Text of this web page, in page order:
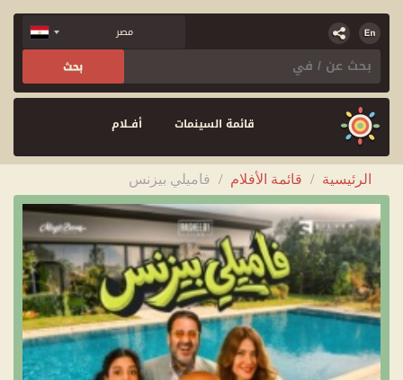
قائمة السينمات أفــلام
الرئيسية / قائمة الأفلام / فاميلي بيزنس